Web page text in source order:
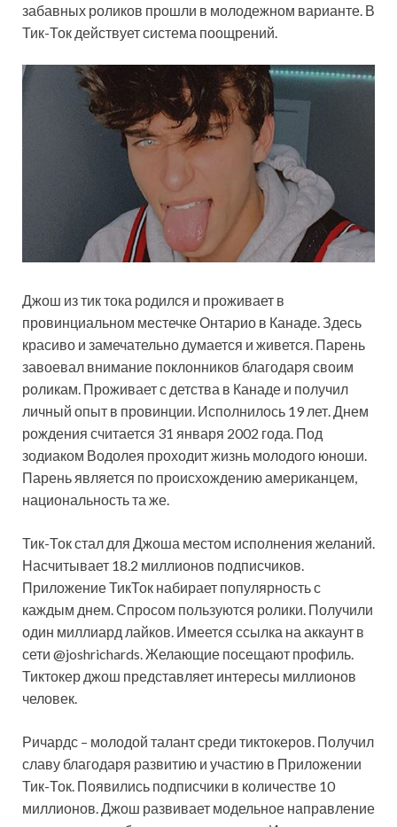
забавных роликов прошли в молодежном варианте. В
Тик-Ток действует система поощрений.
Джош из тик тока родился и проживает в
провинциальном местечке Онтарио в Канаде. Здесь
красиво и замечательно думается и живется. Парень
завоевал внимание поклонников благодаря своим
роликам. Проживает с детства в Канаде и получил
личный опыт в провинции. Исполнилось 19 лет. Днем
рождения считается 31 января 2002 года. Под
зодиаком Водолея проходит жизнь молодого юноши.
Парень является по происхождению американцем,
национальность та же.
Тик-Ток стал для Джоша местом исполнения желаний.
Насчитывает 18.2 миллионов подписчиков.
Приложение ТикТок набирает популярность с
каждым днем. Спросом пользуются ролики. Получили
один миллиард лайков. Имеется ссылка на аккаунт в
сети @joshrichards. Желающие посещают профиль.
Тиктокер джош представляет интересы миллионов
человек.
Ричардс – молодой талант среди тиктокеров. Получил
славу благодаря развитию и участию в Приложении
Тик-Ток. Появились подписчики в количестве 10
миллионов. Джош развивает модельное направление